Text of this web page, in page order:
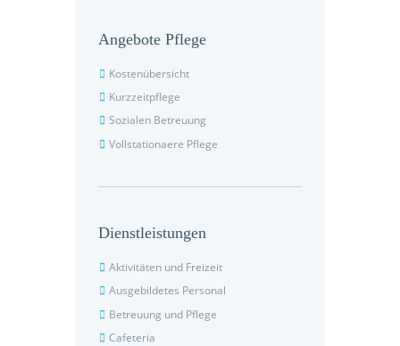
Angebote Pflege
Kostenübersicht
Kurzzeitpflege
Sozialen Betreuung
Vollstationaere Pflege
Dienstleistungen
Aktivitäten und Freizeit
Ausgebildetes Personal
Betreuung und Pflege
Cafeteria